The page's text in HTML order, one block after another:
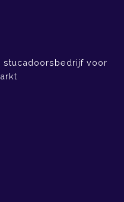
stucadoorsbedrijf voor